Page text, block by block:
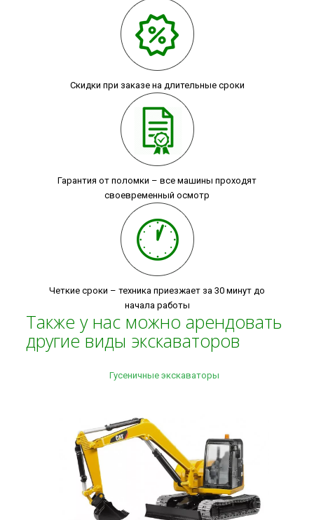
Скидки при заказе на длительные сроки
Гарантия от поломки – все машины проходят
своевременный осмотр
Четкие сроки – техника приезжает за 30 минут до
начала работы
Также у нас можно арендовать
другие виды экскаваторов
Гусеничные экскаваторы